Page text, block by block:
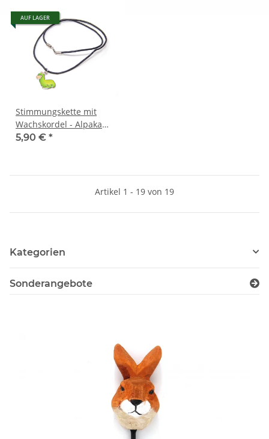
AUF LAGER
Stimmungskette mit
Wachskordel - Alpaka
sitzend
5,90 € *
Artikel 1 - 19 von 19
Kategorien
Sonderangebote